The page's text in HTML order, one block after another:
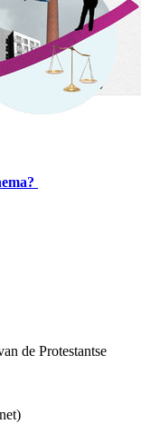
de Protestantse